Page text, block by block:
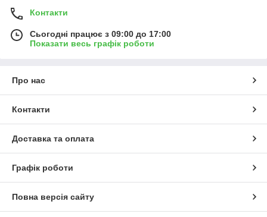
Контакти
Сьогодні працює з 09:00 до 17:00
Показати весь графік роботи
Про нас
Контакти
Доставка та оплата
Графік роботи
Повна версія сайту